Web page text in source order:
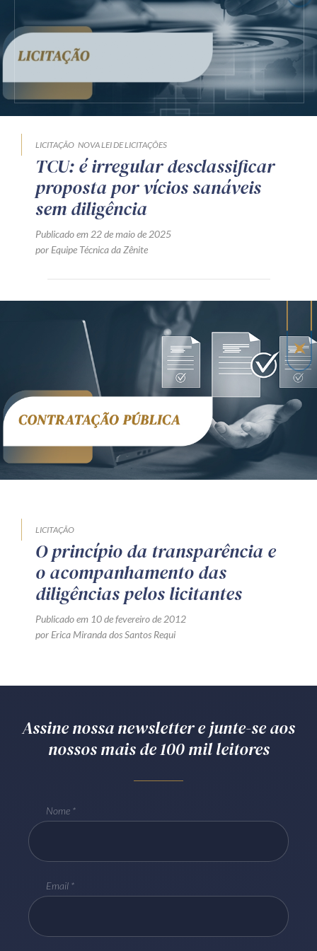
Receba por RSS
Av. Sete de Setembro, 4698
Batel
PR CEP 80240-000
Whatsapp (41) 98881-6616
LICITAÇÃO NOVA LEI DE LICITAÇÕES
TCU: é irregular desclassificar
proposta por vícios sanáveis
sem diligência
Publicado em 22 de maio de 2025
por Equipe Técnica da Zênite
LICITAÇÃO
O princípio da transparência e
o acompanhamento das
diligências pelos licitantes
Publicado em 10 de fevereiro de 2012
por Erica Miranda dos Santos Requi
Assine nossa newsletter e junte-se aos
nossos mais de 100 mil leitores
Nome
Email